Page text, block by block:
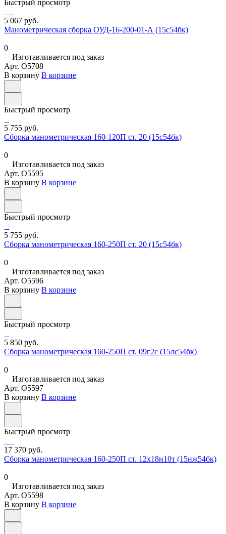
Быстрый просмотр
5 067 руб.
Манометрическая сборка ОУД-16-200-01-А (15с54бк)
0
Изготавливается под заказ
Арт. O5708
В корзину В корзине
Быстрый просмотр
5 755 руб.
Сборка манометрическая 160-120П ст. 20 (15с54бк)
0
Изготавливается под заказ
Арт. O5595
В корзину В корзине
Быстрый просмотр
5 755 руб.
Сборка манометрическая 160-250П ст. 20 (15с54бк)
0
Изготавливается под заказ
Арт. O5596
В корзину В корзине
Быстрый просмотр
5 850 руб.
Сборка манометрическая 160-250П ст. 09г2с (15лс54бк)
0
Изготавливается под заказ
Арт. O5597
В корзину В корзине
Быстрый просмотр
17 370 руб.
Сборка манометрическая 160-250П ст. 12х18н10т (15нж54бк)
0
Изготавливается под заказ
Арт. O5598
В корзину В корзине